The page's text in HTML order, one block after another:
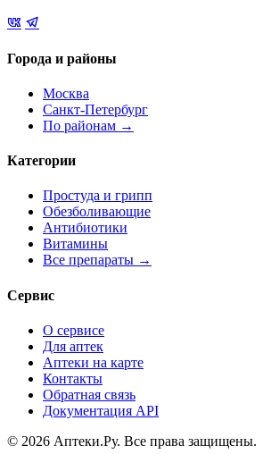
Города и районы
Москва
Санкт-Петербург
По районам →
Категории
Простуда и грипп
Обезболивающие
Антибиотики
Витамины
Все препараты →
Сервис
О сервисе
Для аптек
Аптеки на карте
Контакты
Обратная связь
Документация API
© 2026 Аптеки.Ру. Все права защищены.